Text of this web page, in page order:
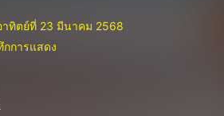
าทิตย์ที่ 23 มีนาคม 2568
การแสดง